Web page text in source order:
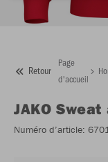
Retour
Page
d'accueil
JAKO Sweat
Numéro d’article: